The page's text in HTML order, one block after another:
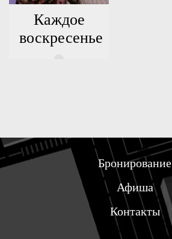
Каждое
воскресенье
Бронирование
Афиша
Контакты